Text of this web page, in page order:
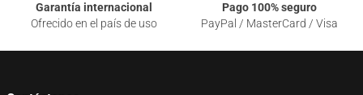
Garantía internacional
Ofrecido en el país de uso
Pago 100% seguro
PayPal / MasterCard / Visa